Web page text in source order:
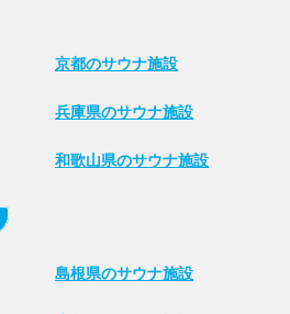
京都のサウナ施設
兵庫県のサウナ施設
和歌山県のサウナ施設
島根県のサウナ施設